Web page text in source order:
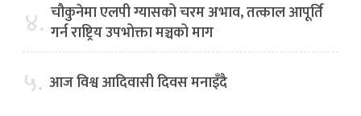
४. चौकुनेमा एलपी ग्यासको चरम अभाव, तत्काल आपूर्ति
गर्न राष्ट्रिय उपभोक्ता मञ्चको माग
५. आज विश्व आदिवासी दिवस मनाइँदै